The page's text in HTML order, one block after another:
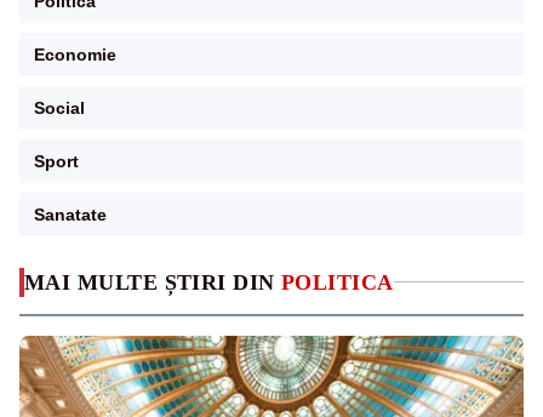
MAI MULTE ȘTIRI DIN POLITICA
Economie
Social
Sport
Sanatate